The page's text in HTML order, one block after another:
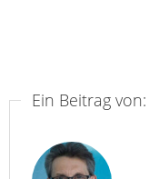
Ein Beitrag von: